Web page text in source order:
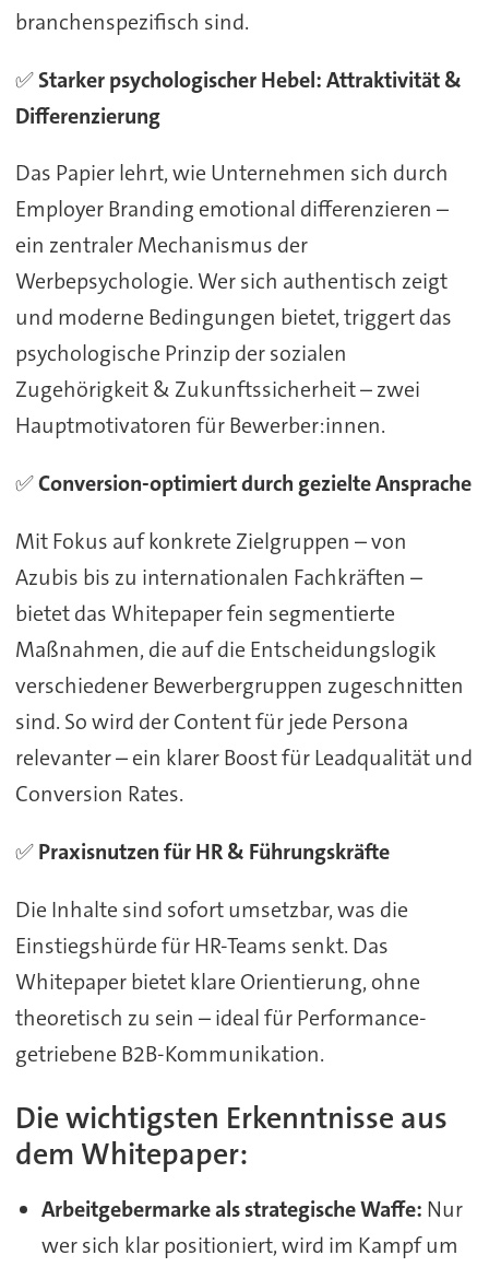
branchenspezifisch sind.
✅Starker psychologischer Hebel: Attraktivität &
Differenzierung
Das Papier lehrt, wie Unternehmen sich durch
Employer Branding emotional differenzieren –
ein zentraler Mechanismus der
Werbepsychologie. Wer sich authentisch zeigt
und moderne Bedingungen bietet, triggert das
psychologische Prinzip der sozialen
Zugehörigkeit & Zukunftssicherheit – zwei
Hauptmotivatoren für Bewerber:innen.
✅Conversion-optimiert durch gezielte Ansprache
Mit Fokus auf konkrete Zielgruppen – von
Azubis bis zu internationalen Fachkräften –
bietet das Whitepaper fein segmentierte
Maßnahmen, die auf die Entscheidungslogik
verschiedener Bewerbergruppen zugeschnitten
sind. So wird der Content für jede Persona
relevanter – ein klarer Boost für Leadqualität und
Conversion Rates.
✅Praxisnutzen für HR & Führungskräfte
Die Inhalte sind sofort umsetzbar, was die
Einstiegshürde für HR-Teams senkt. Das
Whitepaper bietet klare Orientierung, ohne
theoretisch zu sein – ideal für Performance-
getriebene B2B-Kommunikation.
Die wichtigsten Erkenntnisse aus
dem Whitepaper:
Arbeitgebermarke als strategische Waffe: Nur
wer sich klar positioniert, wird im Kampf um